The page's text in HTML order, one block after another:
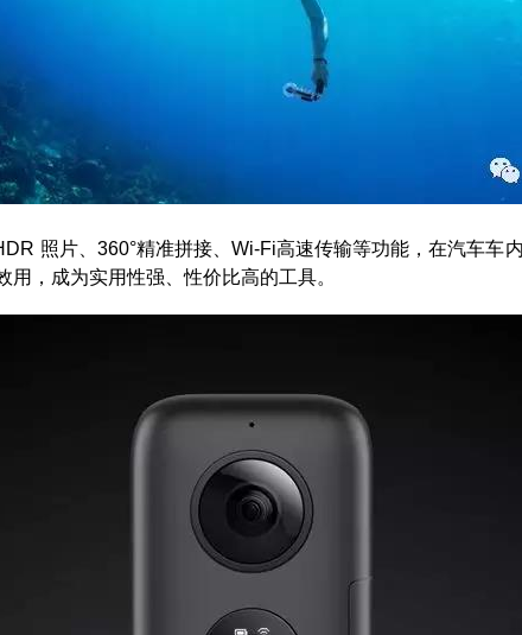
照片、360°精准拼接、Wi-Fi高速传输等功能，在汽车车
，成为实用性强、性价比高的工具。